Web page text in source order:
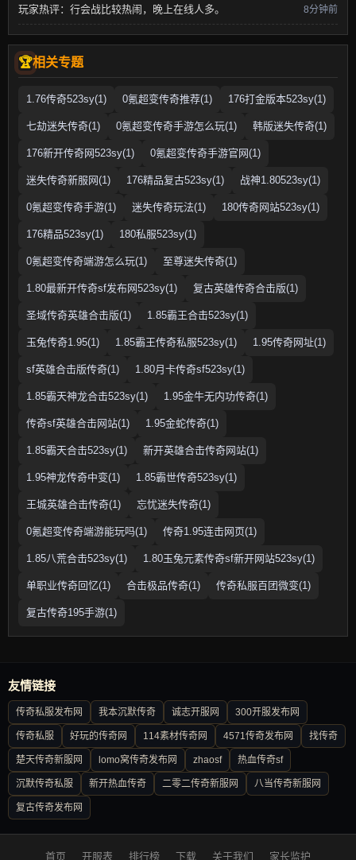
玩家热评：行会战比较热闹，晚上在线人多。 8分钟前
相关专题
1.76传奇523sy(1) 0氪超变传奇推荐(1) 176打金版本523sy(1)
七劫迷失传奇(1) 0氪超变传奇手游怎么玩(1) 韩版迷失传奇(1)
176新开传奇网523sy(1) 0氪超变传奇手游官网(1)
迷失传奇新服网(1) 176精品复古523sy(1) 战神1.80523sy(1)
0氪超变传奇手游(1) 迷失传奇玩法(1) 180传奇网站523sy(1)
176精品523sy(1) 180私服523sy(1)
0氪超变传奇端游怎么玩(1) 至尊迷失传奇(1)
1.80最新开传奇sf发布网523sy(1) 复古英雄传奇合击版(1)
圣域传奇英雄合击版(1) 1.85霸王合击523sy(1)
玉兔传奇1.95(1) 1.85霸王传奇私服523sy(1) 1.95传奇网址(1)
sf英雄合击版传奇(1) 1.80月卡传奇sf523sy(1)
1.85霸天神龙合击523sy(1) 1.95金牛无内功传奇(1)
传奇sf英雄合击网站(1) 1.95金蛇传奇(1)
1.85霸天合击523sy(1) 新开英雄合击传奇网站(1)
1.95神龙传奇中变(1) 1.85霸世传奇523sy(1)
王城英雄合击传奇(1) 忘忧迷失传奇(1)
0氪超变传奇端游能玩吗(1) 传奇1.95连击网页(1)
1.85八荒合击523sy(1) 1.80玉兔元素传奇sf新开网站523sy(1)
单职业传奇回忆(1) 合击极品传奇(1) 传奇私服百团微变(1)
复古传奇195手游(1)
友情链接
传奇私服发布网 我本沉默传奇 诚志开服网 300开服发布网
传奇私服 好玩的传奇网 114素材传奇网 4571传奇发布网 找传奇
楚天传奇新服网 lomo窝传奇发布网 zhaosf 热血传奇sf
沉默传奇私服 新开热血传奇 二零二传奇新服网 八当传奇新服网
复古传奇发布网
首页 开服表 排行榜 下载 关于我们 家长监护